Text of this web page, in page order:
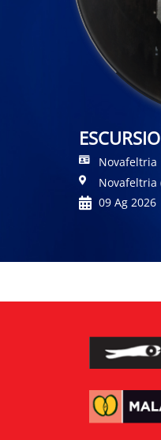
Novafeltria
Novafeltria
09 Ag 2026